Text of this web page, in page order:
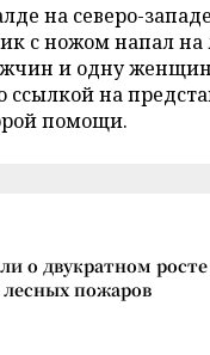
на северо-
с ножом напал на
и одну
ссылкой на
помощи.
о двукратном росте
пожаров